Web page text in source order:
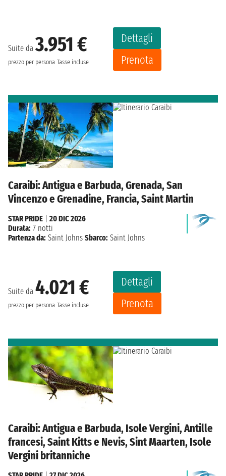
Suite da3.951 €
prezzo per persona Tasse incluse
Dettagli
Prenota
Caraibi: Antigua e Barbuda, Grenada, San
Vincenzo e Grenadine, Francia, Saint Martin
Suite da 4.021 €
prezzo per persona Tasse incluse
Dettagli
Prenota
STAR PRIDE
20 DIC 2026
Durata: 7 notti
Partenza da: Saint Johns Sbarco: Saint Johns
Caraibi: Antigua e Barbuda, Isole Vergini, Antille
francesi, Saint Kitts e Nevis, Sint Maarten, Isole
Vergini britanniche